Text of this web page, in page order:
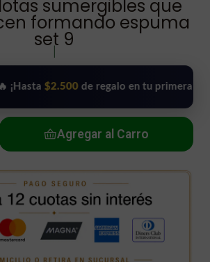
sumergibles que
formando espuma
set 9
$2.500de regalo en tu primera compra!
Agregar al Carro